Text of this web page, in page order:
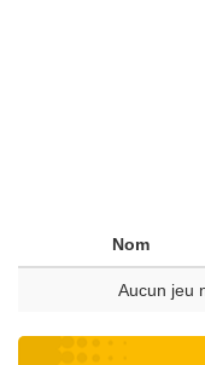
Nom
Aucun jeu